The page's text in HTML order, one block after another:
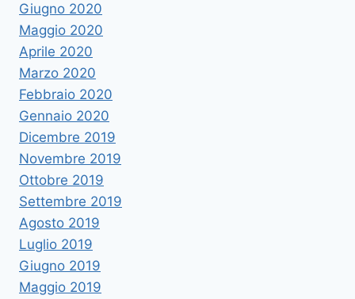
Giugno 2020
Maggio 2020
Aprile 2020
Marzo 2020
Febbraio 2020
Gennaio 2020
Dicembre 2019
Novembre 2019
Ottobre 2019
Settembre 2019
Agosto 2019
Luglio 2019
Giugno 2019
Maggio 2019